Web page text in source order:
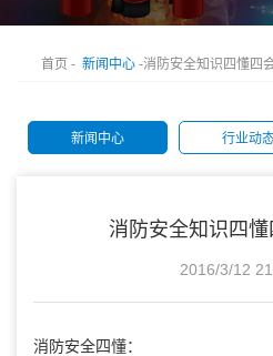
首页 - 新闻中心 -消防安全知识四懂四
新闻中心 行业动
消防安全知识四
2016/3/12
消防安全四懂：